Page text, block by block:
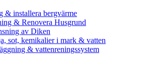
& installera bergvärme
& Renovera Husgrund
av Diken
sot, kemikalier i mark & vatten
& vattenreningssystem